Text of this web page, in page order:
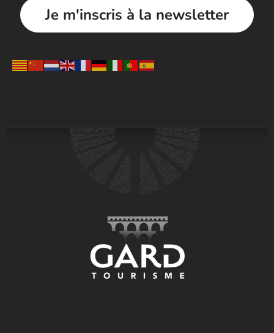
Je m'inscris à la newsletter